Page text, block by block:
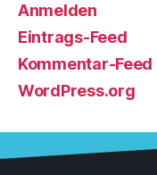
Anmelden
Eintrags-Feed
Kommentar-Feed
WordPress.org